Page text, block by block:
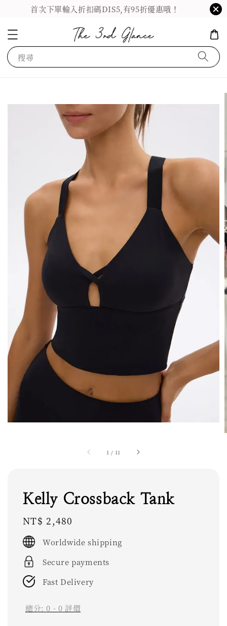
首次下單輸入折扣碼DIS5,有95折優惠哦！
搜尋
1 / 11
Kelly Crossback Tank
Regular
price
NT$ 2,480
Worldwide shipping
Secure payments
Fast Delivery
總分:0 - 0 評價